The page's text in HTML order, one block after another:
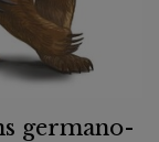
germano-